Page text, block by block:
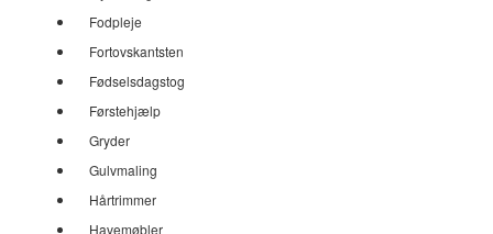
Fodpleje
Fortovskantsten
Fødselsdagstog
Førstehjælp
Gryder
Gulvmaling
Hårtrimmer
Havemøbler